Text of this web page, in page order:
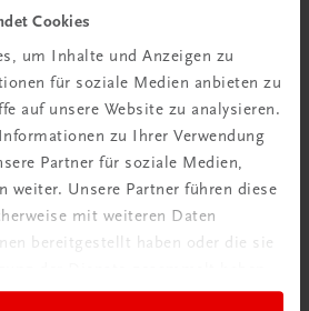
Cookies
um Inhalte und Anzeigen zu
für soziale Medien anbieten zu
auf unsere Website zu analysieren.
zu Ihrer Verwendung
Partner für soziale Medien,
weiter. Unsere Partner führen diese
mit weiteren Daten
bereitgestellt haben oder die sie
– sicher, sauber, professionell